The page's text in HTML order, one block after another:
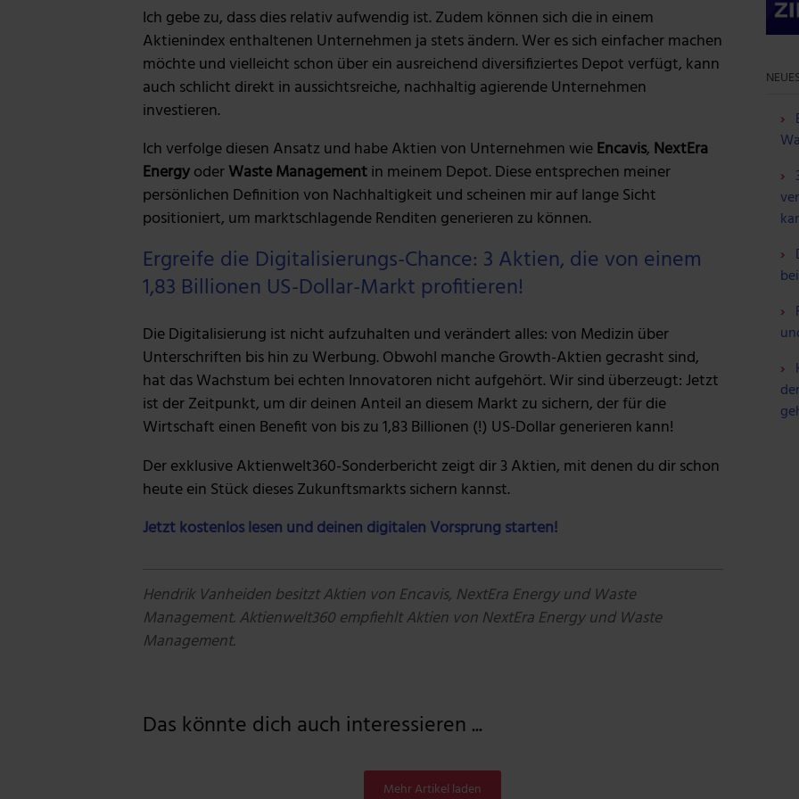
Ich gebe zu, dass dies relativ aufwendig ist. Zudem können sich die in einem
Aktienindex enthaltenen Unternehmen ja stets ändern. Wer es sich einfacher machen
möchte und vielleicht schon über ein ausreichend diversifiziertes Depot verfügt, kann
auch schlicht direkt in aussichtsreiche, nachhaltig agierende Unternehmen
investieren.
Ich verfolge diesen Ansatz und habe Aktien von Unternehmen wieEncavis, NextEra
EnergyoderWaste Managementin meinem Depot. Diese entsprechen meiner
persönlichen Definition von Nachhaltigkeit und scheinen mir auf lange Sicht
positioniert, um marktschlagende Renditen generieren zu können.
Ergreife die Digitalisierungs-Chance: 3 Aktien, die von einem
1,83 Billionen US-Dollar-Markt profitieren!
Die Digitalisierung ist nicht aufzuhalten und verändert alles: von Medizin über
Unterschriften bis hin zu Werbung. Obwohl manche Growth-Aktien gecrasht sind,
hat das Wachstum bei echten Innovatoren nicht aufgehört. Wir sind überzeugt: Jetzt
ist der Zeitpunkt, um dir deinen Anteil an diesem Markt zu sichern, der für die
Wirtschaft einen Benefit von bis zu 1,83 Billionen (!) US-Dollar generieren kann!
Der exklusive Aktienwelt360-Sonderbericht zeigt dir 3 Aktien, mit denen du dir schon
heute ein Stück dieses Zukunftsmarkts sichern kannst.
Jetzt kostenlos lesen und deinen digitalen Vorsprung starten!
Hendrik Vanheiden besitzt Aktien von Encavis, NextEra Energy und Waste
Management. Aktienwelt360 empfiehlt Aktien von NextEra Energy und Waste
Management.
Das könnte dich auch interessieren ...
Mehr Artikel laden